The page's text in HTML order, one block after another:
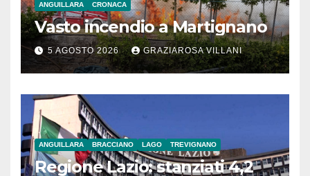
ANGUILLARA CRONACA
Vasto incendio a Martignano
5 AGOSTO 2026 GRAZIAROSA VILLANI
ANGUILLARA BRACCIANO LAGO TREVIGNANO
Regione Lazio: stanziati 4,2